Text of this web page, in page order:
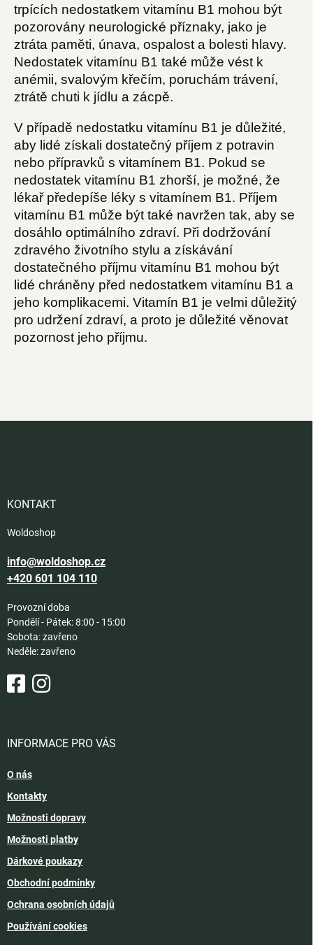
trpících nedostatkem vitamínu B1 mohou být
pozorovány neurologické příznaky, jako je
ztráta paměti, únava, ospalost a bolesti hlavy.
Nedostatek vitamínu B1 také může vést k
anémii, svalovým křečím, poruchám trávení,
ztrátě chuti k jídlu a zácpě.
V případě nedostatku vitamínu B1 je důležité,
aby lidé získali dostatečný příjem z potravin
nebo přípravků s vitamínem B1. Pokud se
nedostatek vitamínu B1 zhorší, je možné, že
lékař předepíše léky s vitamínem B1. Příjem
vitamínu B1 může být také navržen tak, aby se
dosáhlo optimálního zdraví. Při dodržování
zdravého životního stylu a získávání
dostatečného příjmu vitamínu B1 mohou být
lidé chráněny před nedostatkem vitamínu B1 a
jeho komplikacemi. Vitamín B1 je velmi důležitý
pro udržení zdraví, a proto je důležité věnovat
pozornost jeho příjmu.
KONTAKT
Woldoshop
info@woldoshop.cz
+420 601 104 110
Provozní doba
Pondělí - Pátek: 8:00 - 15:00
Sobota: zavřeno
Neděle: zavřeno
INFORMACE PRO VÁS
O nás
Kontakty
Možnosti dopravy
Možnosti platby
Dárkové poukazy
Obchodní podmínky
Ochrana osobních údajů
Používání cookies